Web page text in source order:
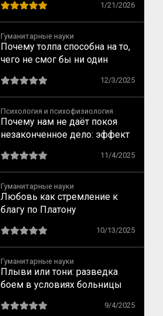
тех, кому помогает
1/21/2026
Гуманитарные науки
Почему толпа способна на то,
чего не смог бы ни один
механизмы по Лебону
12/3/2025
Психология и психофизиология
Почему нам не даёт покоя
незаконченное дело: эффект
Курту Левину
11/4/2025
Гуманитарные науки
Любовь как стремление к
благу по Платону
10/13/2025
Гуманитарные науки
Плыви или тони: разведка
боем в условиях больницы
9/4/2025